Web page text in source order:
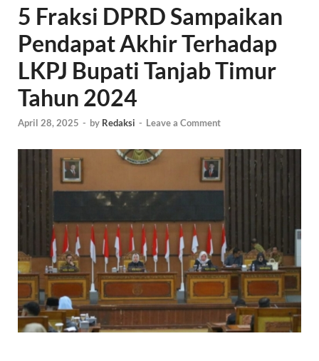
5 Fraksi DPRD Sampaikan
Pendapat Akhir Terhadap
LKPJ Bupati Tanjab Timur
Tahun 2024
April 28, 2025 - by Redaksi - Leave a Comment